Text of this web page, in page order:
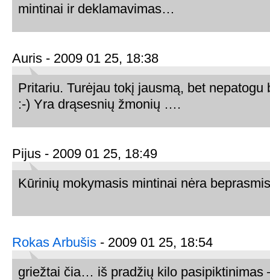
mintinai ir deklamavimas…
Auris - 2009 01 25, 18:38
Pritariu. Turėjau tokį jausmą, bet nepatogu
:-) Yra drąsesnių žmonių ….
Pijus - 2009 01 25, 18:49
Kūrinių mokymasis mintinai nėra
Rokas Arbušis - 2009 01 25, 18:54
griežtai čia… iš pradžių kilo pasipiktinimas